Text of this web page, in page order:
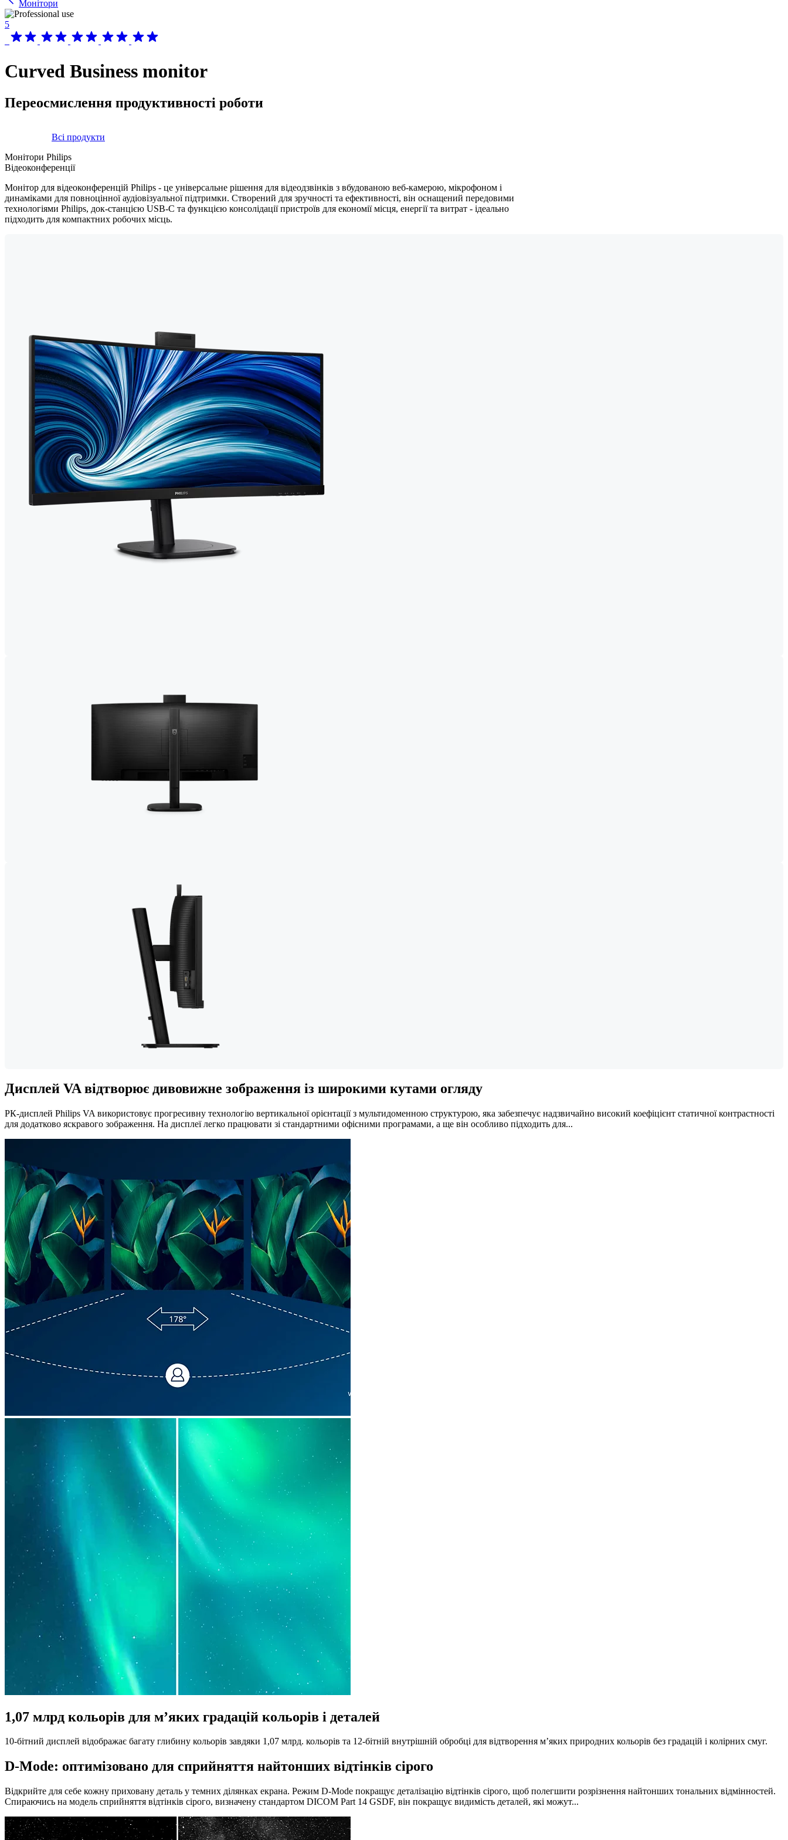
Монітори
5
Curved Business monitor
Переосмислення продуктивності роботи
Всі продукти
Монітори Philips
Відеоконференції
Монітор для відеоконференцій Philips - це універсальне рішення для відеодзвінків з вбудованою веб-камерою, мікрофоном і
динаміками для повноцінної аудіовізуальної підтримки. Створений для зручності та ефективності, він оснащений передовими
технологіями Philips, док-станцією USB-C та функцією консолідації пристроїв для економії місця, енергії та витрат - ідеально
підходить для компактних робочих місць.
Дисплей VA відтворює дивовижне зображення із широкими кутами огляду
РК-дисплей Philips VA використовує прогресивну технологію вертикальної орієнтації з мультидоменною структурою, яка забезпечує надзвичайно високий коефіцієнт статичної контрастності
для додатково яскравого зображення. На дисплеї легко працювати зі стандартними офісними програмами, а ще він особливо підходить для...
1,07 млрд кольорів для м’яких градацій кольорів і деталей
10-бітний дисплей відображає багату глибину кольорів завдяки 1,07 млрд. кольорів та 12-бітній внутрішній обробці для відтворення м’яких природних кольорів без градацій і колірних смуг.
D-Mode: оптимізовано для сприйняття найтонших відтінків сірого
Відкрийте для себе кожну приховану деталь у темних ділянках екрана. Режим D-Mode покращує деталізацію відтінків сірого, щоб полегшити розрізнення найтонших тональних відмінностей.
Спираючись на модель сприйняття відтінків сірого, визначену стандартом DICOM Part 14 GSDF, він покращує видимість деталей, які можут...